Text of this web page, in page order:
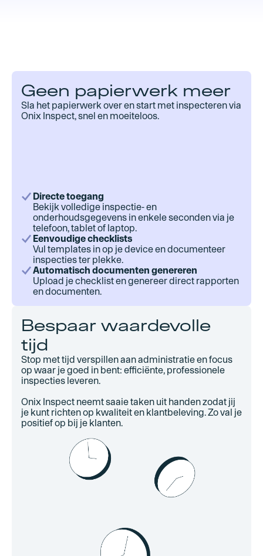
Geen papierwerk meer
Sla het papierwerk over en start met inspecteren via
Onix Inspect, snel en moeiteloos.
Directe toegang
Bekijk volledige inspectie- en
onderhoudsgegevens in enkele seconden via je
telefoon, tablet of laptop.
Eenvoudige checklists
Vul templates in op je device en documenteer
inspecties ter plekke.
Automatisch documenten genereren
Upload je checklist en genereer direct rapporten
en documenten.
Bespaar waardevolle
tijd
Stop met tijd verspillen aan administratie en focus
op waar je goed in bent: efficiënte, professionele
inspecties leveren.
Onix Inspect neemt saaie taken uit handen zodat jij
je kunt richten op kwaliteit en klantbeleving. Zo val je
positief op bij je klanten.